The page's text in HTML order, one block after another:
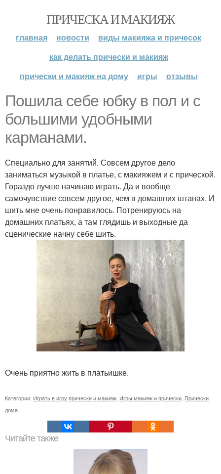
ПРИЧЕСКА И МАКИЯЖ
главная новости
виды макияжа и причесок
как делать прически и макияж
прически и макияж на дому
игры отзывы
Пошила себе юбку в пол и с
большими удобными
карманами.
Специально для занятий. Совсем другое дело
заниматься музыкой в платье, с макияжем и с прической.
Гораздо лучше начинаю играть. Да и вообще
самочувствие совсем другое, чем в домашних штанах. И
шить мне очень понравилось. Потренируюсь на
домашних платьях, а там глядишь и выходные да
сценические начну себе шить.
Очень приятно жить в платьишке.
Категории: Играть в игру прически и макияж Игры макияж и прически Прически
дома
Читайте также